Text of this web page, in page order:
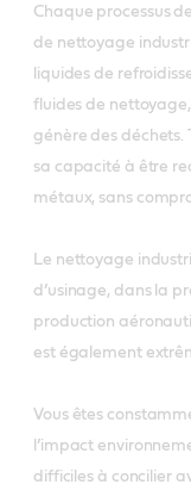
Chaque processus
de nettoyage
liquides de
fluides de
génère des déchets.
sa capacité à être
métaux, sans
Le nettoyage
d’usinage, dans la
production
est également
Vous êtes
l’impact
difficiles à concilier